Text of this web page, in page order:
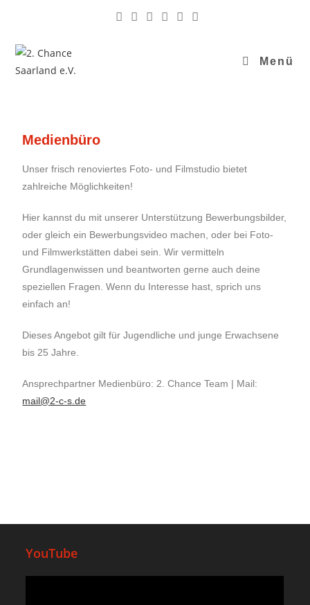
Menü
Medienbüro
Unser frisch renoviertes Foto- und Filmstudio bietet
zahlreiche Möglichkeiten!
Hier kannst du mit unserer Unterstützung Bewerbungsbilder,
oder gleich ein Bewerbungsvideo machen, oder bei Foto-
und Filmwerkstätten dabei sein. Wir vermitteln
Grundlagenwissen und beantworten gerne auch deine
speziellen Fragen. Wenn du Interesse hast, sprich uns
einfach an!
Dieses Angebot gilt für Jugendliche und junge Erwachsene
bis 25 Jahre.
Ansprechpartner Medienbüro: 2. Chance Team | Mail:
mail@2-c-s.de
YouTube